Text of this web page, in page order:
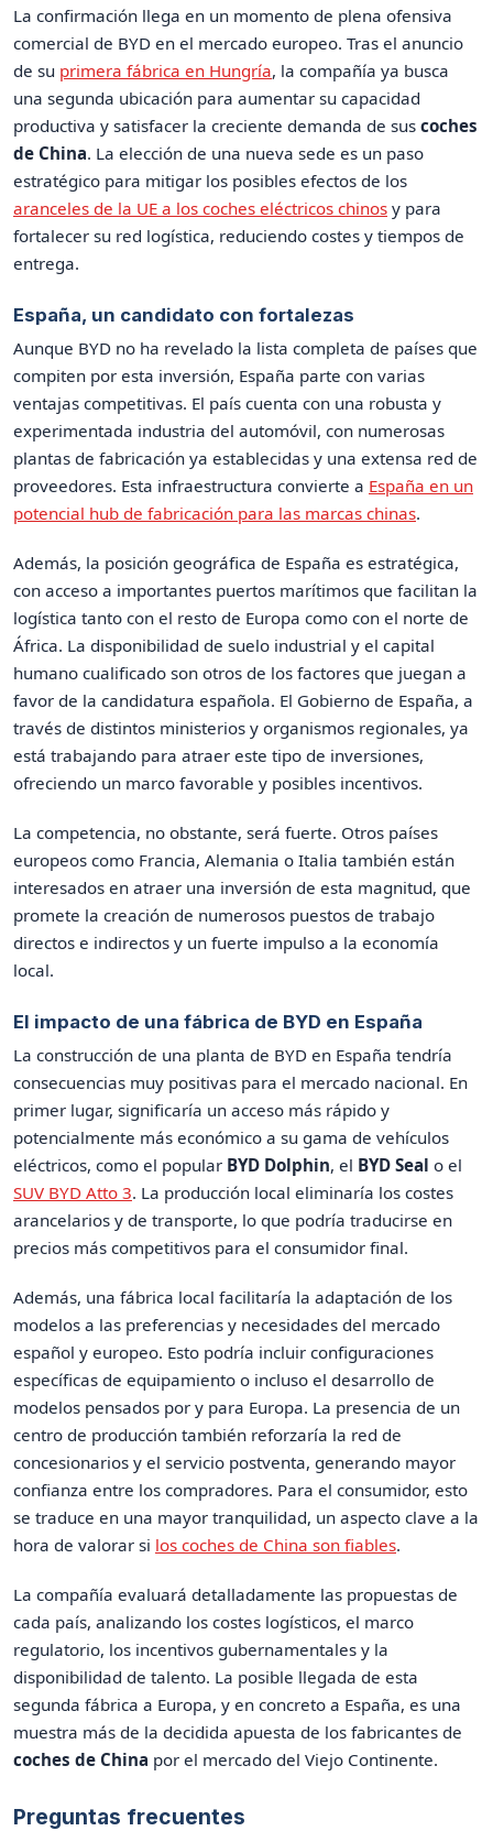
La confirmación llega en un momento de plena ofensiva
comercial de BYD en el mercado europeo. Tras el anuncio
de su primera fábrica en Hungría, la compañía ya busca
una segunda ubicación para aumentar su capacidad
productiva y satisfacer la creciente demanda de sus coches
de China. La elección de una nueva sede es un paso
estratégico para mitigar los posibles efectos de los
aranceles de la UE a los coches eléctricos chinos y para
fortalecer su red logística, reduciendo costes y tiempos de
entrega.
España, un candidato con fortalezas
Aunque BYD no ha revelado la lista completa de países que
compiten por esta inversión, España parte con varias
ventajas competitivas. El país cuenta con una robusta y
experimentada industria del automóvil, con numerosas
plantas de fabricación ya establecidas y una extensa red de
proveedores. Esta infraestructura convierte a España en un
potencial hub de fabricación para las marcas chinas.
Además, la posición geográfica de España es estratégica,
con acceso a importantes puertos marítimos que facilitan la
logística tanto con el resto de Europa como con el norte de
África. La disponibilidad de suelo industrial y el capital
humano cualificado son otros de los factores que juegan a
favor de la candidatura española. El Gobierno de España, a
través de distintos ministerios y organismos regionales, ya
está trabajando para atraer este tipo de inversiones,
ofreciendo un marco favorable y posibles incentivos.
La competencia, no obstante, será fuerte. Otros países
europeos como Francia, Alemania o Italia también están
interesados en atraer una inversión de esta magnitud, que
promete la creación de numerosos puestos de trabajo
directos e indirectos y un fuerte impulso a la economía
local.
El impacto de una fábrica de BYD en España
La construcción de una planta de BYD en España tendría
consecuencias muy positivas para el mercado nacional. En
primer lugar, significaría un acceso más rápido y
potencialmente más económico a su gama de vehículos
eléctricos, como el popular BYD Dolphin, el BYD Seal o el
SUV BYD Atto 3. La producción local eliminaría los costes
arancelarios y de transporte, lo que podría traducirse en
precios más competitivos para el consumidor final.
Además, una fábrica local facilitaría la adaptación de los
modelos a las preferencias y necesidades del mercado
español y europeo. Esto podría incluir configuraciones
específicas de equipamiento o incluso el desarrollo de
modelos pensados por y para Europa. La presencia de un
centro de producción también reforzaría la red de
concesionarios y el servicio postventa, generando mayor
confianza entre los compradores. Para el consumidor, esto
se traduce en una mayor tranquilidad, un aspecto clave a la
hora de valorar si los coches de China son fiables.
La compañía evaluará detalladamente las propuestas de
cada país, analizando los costes logísticos, el marco
regulatorio, los incentivos gubernamentales y la
disponibilidad de talento. La posible llegada de esta
segunda fábrica a Europa, y en concreto a España, es una
muestra más de la decidida apuesta de los fabricantes de
coches de China por el mercado del Viejo Continente.
Preguntas frecuentes